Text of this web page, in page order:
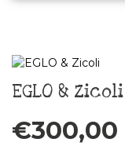
EGLO & Zicoli
€300,00